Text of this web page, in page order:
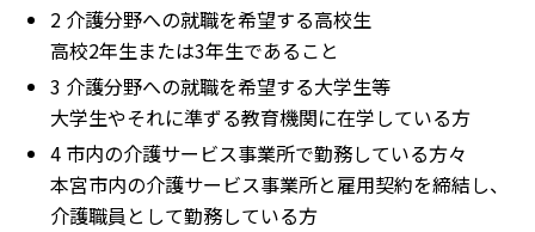
2 介護分野への就職を希望する高校生
高校2年生または3年生であること
3 介護分野への就職を希望する大学生等
大学生やそれに準ずる教育機関に在学している方
4 市内の介護サービス事業所で勤務している方々
本宮市内の介護サービス事業所と雇用契約を締結し、
介護職員として勤務している方